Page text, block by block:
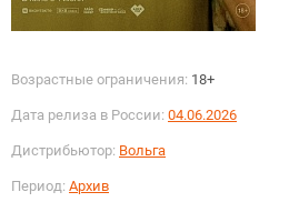
Возрастные ограничения: 18+
Дата релиза в России: 04.06.2026
Дистрибьютор: Вольга
Период: Архив